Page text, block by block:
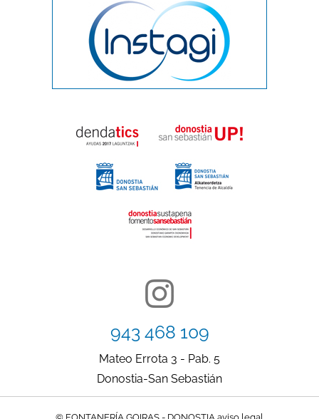
943 468 109
Mateo Errota 3 - Pab. 5
Donostia-San Sebastián